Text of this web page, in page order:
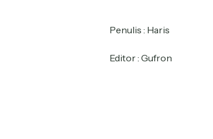
Penulis : Haris
Editor : Gufron